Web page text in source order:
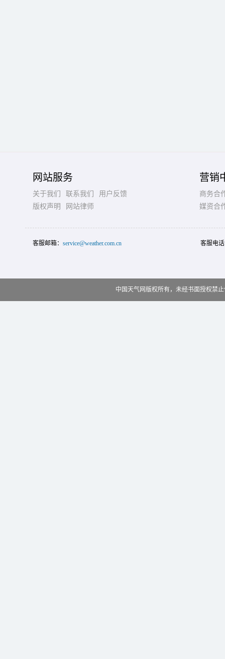
网站服务
关于我们 联系我们
用户反馈
版权声明
网站律师
营销
商务合
媒资合
客服邮箱： service@weather.com.cn 客服电
中国天气网版权所有，未经书面授权